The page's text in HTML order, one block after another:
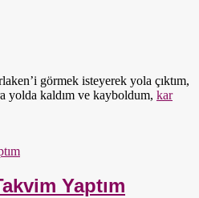
görmek isteyerek yola çıktım,
yolda kaldım ve kayboldum, kar
Yaptım